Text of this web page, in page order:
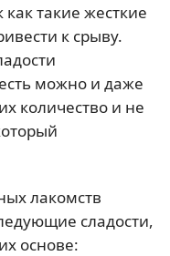
как такие жесткие
к срыву.
можно и даже
количество и не
лакомств
сладости,
основе: